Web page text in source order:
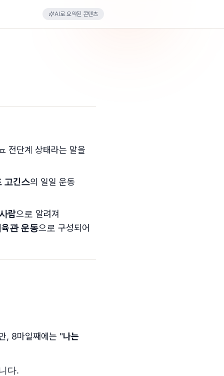
AI로 요약된 콘텐츠
전단계 상태라는 말을
고긴스의 일일 운동
람으로 알려져
관 운동으로 구성되어
, 8마일째에는 "나는
다.